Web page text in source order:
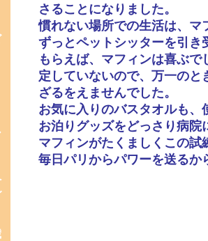
さることになりました。
慣れない場所での生活は、マ
ずっとペットシッターを引き
もらえば、マフィンは喜ぶ
定していないので、万一の
ざるをえませんでした。
お気に入りのバスタオルも
お泊りグッズをどっさり病院
マフィンがたくましくこの
毎日パリからパワーを送るか